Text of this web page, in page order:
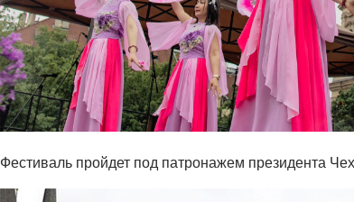
Фестиваль пройдет под патронажем президента